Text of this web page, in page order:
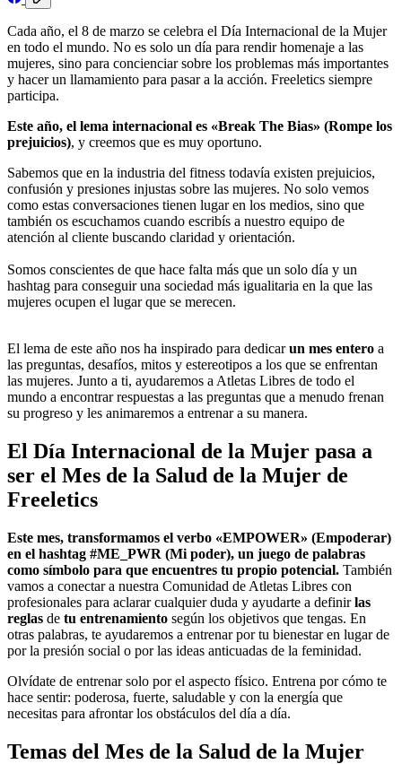
Cada año, el 8 de marzo se celebra el Día Internacional de la Mujer
en todo el mundo. No es solo un día para rendir homenaje a las
mujeres, sino para concienciar sobre los problemas más importantes
y hacer un llamamiento para pasar a la acción. Freeletics siempre
participa.
Este año, el lema internacional es «Break The Bias» (Rompe los
prejuicios), y creemos que es muy oportuno.
Sabemos que en la industria del fitness todavía existen prejuicios,
confusión y presiones injustas sobre las mujeres. No solo vemos
como estas conversaciones tienen lugar en los medios, sino que
también os escuchamos cuando escribís a nuestro equipo de
atención al cliente buscando claridad y orientación.
Somos conscientes de que hace falta más que un solo día y un
hashtag para conseguir una sociedad más igualitaria en la que las
mujeres ocupen el lugar que se merecen.
El lema de este año nos ha inspirado para dedicarun mes entero a
las preguntas, desafíos, mitos y estereotipos a los que se enfrentan
las mujeres. Junto a ti, ayudaremos a Atletas Libres de todo el
mundo a encontrar respuestas a las preguntas que a menudo frenan
su progreso y les animaremos a entrenar a su manera.
El Día Internacional de la Mujer pasa a
ser el Mes de la Salud de la Mujer de
Freeletics
Este mes, transformamos el verbo «EMPOWER» (Empoderar)
en el hashtag #ME_PWR (Mi poder), un juego de palabras
como símbolo para que encuentres tu propio potencial. También
vamos a conectar a nuestra Comunidad de Atletas Libres con
profesionales para aclarar cualquier duda y ayudarte a definirlas
reglas de tu entrenamiento según los objetivos que tengas. En
otras palabras, te ayudaremos a entrenar por tu bienestar en lugar de
por la presión social o por las ideas anticuadas de la feminidad.
Olvídate de entrenar solo por el aspecto físico. Entrena por cómo te
hace sentir: poderosa, fuerte, saludable y con la energía que
necesitas para afrontar los obstáculos del día a día.
Temas del Mes de la Salud de la Mujer